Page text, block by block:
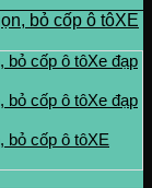
XE
Xe đạp
Xe đạp
XE